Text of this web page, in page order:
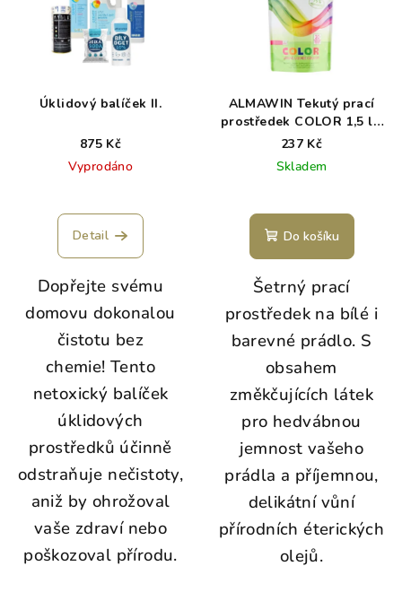
Úklidový balíček II.
875 Kč
Vyprodáno
Detail
Dopřejte svému
domovu dokonalou
čistotu bez
chemie!Tento
netoxický balíček
úklidových
prostředků účinně
odstraňuje nečistoty,
aniž by ohrožoval
vaše zdraví nebo
poškozoval přírodu.
ALMAWIN Tekutý prací
prostředek COLOR 1,5 l -
ekonom
237 Kč
Skladem
Do košíku
Šetrný prací
prostředek na bílé i
barevné prádlo. S
obsahem
změkčujících látek
pro hedvábnou
jemnost vašeho
prádla a příjemnou,
delikátní vůní
přírodních éterických
olejů.